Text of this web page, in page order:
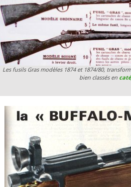
Les fusils Gras modèles 1874 et 1874/80,
bien classés en